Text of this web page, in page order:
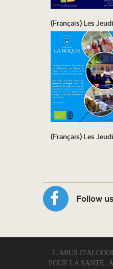
(Français) Les
(Français) Les
Follow us
L'ABUS
POUR LA SANTÉ,